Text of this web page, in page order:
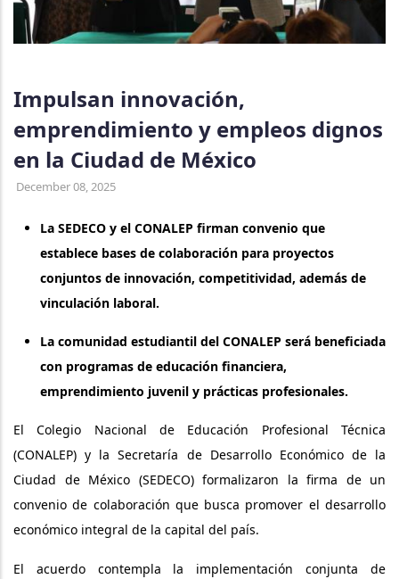
Impulsan innovación,
emprendimiento y empleos dignos
en la Ciudad de México
December 08, 2025
La SEDECO y el CONALEP firman convenio que
establece bases de colaboración para proyectos
conjuntos de innovación, competitividad, además de
vinculación laboral.
La comunidad estudiantil del CONALEP será beneficiada
con programas de educación financiera,
emprendimiento juvenil y prácticas profesionales.
El Colegio Nacional de Educación Profesional Técnica
(CONALEP) y la Secretaría de Desarrollo Económico de la
Ciudad de México (SEDECO) formalizaron la firma de un
convenio de colaboración que busca promover el desarrollo
económico integral de la capital del país.
El acuerdo contempla la implementación conjunta de